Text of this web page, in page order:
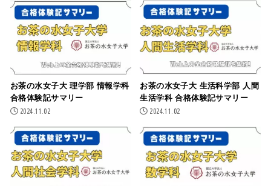
お茶の水女子大 理学部 情報学科
合格体験記サマリー
2024.11.02
お茶の水女子大 生活科学部 人間
生活学科 合格体験記サマリー
2024.11.02